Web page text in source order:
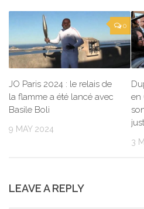
0
JO Paris 2024 : le relais de
la flamme a été lancé avec
Basile Boli
9 MAY 2024
en
3
LEAVE A REPLY